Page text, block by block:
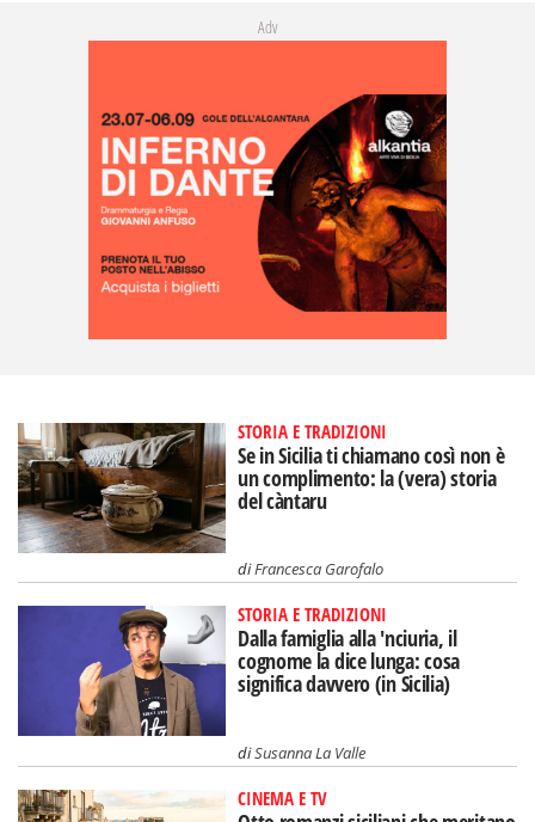
Adv
STORIA E TRADIZIONI
Se in Sicilia ti chiamano così non è
un complimento: la (vera) storia
del càntaru
diFrancesca Garofalo
STORIA E TRADIZIONI
Dalla famiglia alla 'nciuria, il
cognome la dice lunga: cosa
significa davvero (in Sicilia)
diSusanna La Valle
CINEMA E TV